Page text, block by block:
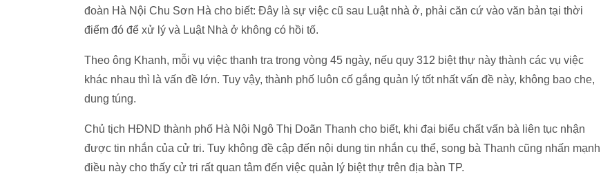
đoàn Hà Nội Chu Sơn Hà cho biết: Đây là sự việc cũ sau Luật nhà ở, phải căn cứ vào văn bản tại thời
điểm đó để xử lý và Luật Nhà ở không có hồi tố.
Theo ông Khanh, mỗi vụ việc thanh tra trong vòng 45 ngày, nếu quy 312 biệt thự này thành các vụ việc
khác nhau thì là vấn đề lớn. Tuy vậy, thành phố luôn cố gắng quản lý tốt nhất vấn đề này, không bao che,
dung túng.
Chủ tịch HĐND thành phố Hà Nội Ngô Thị Doãn Thanh cho biết, khi đại biểu chất vấn bà liên tục nhận
được tin nhắn của cử tri. Tuy không đề cập đến nội dung tin nhắn cụ thể, song bà Thanh cũng nhấn mạnh
điều này cho thấy cử tri rất quan tâm đến việc quản lý biệt thự trên địa bàn TP.